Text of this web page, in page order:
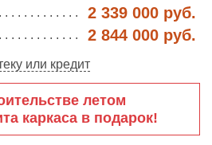
2 339 000 руб.
2 844 000 руб.
или кредит
летом
каркаса в подарок!